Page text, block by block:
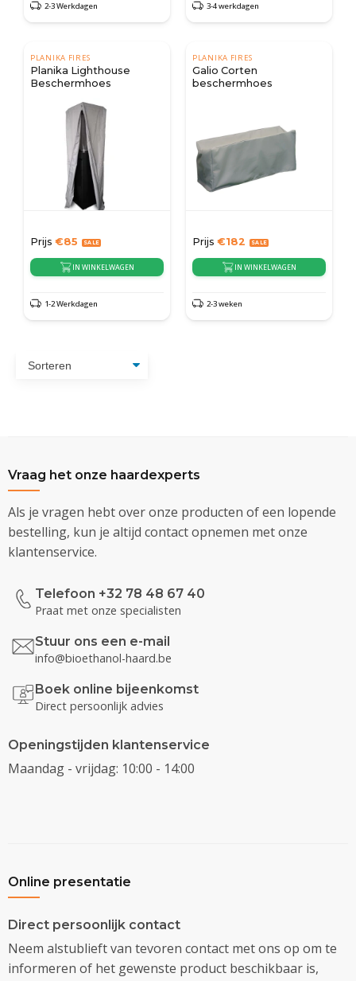
2-3 Werkdagen 3-4 werkdagen
PLANIKA FIRES
Planika Lighthouse
Beschermhoes
Prijs €85
IN WINKELWAGEN
1-2 Werkdagen
PLANIKA FIRES
Galio Corten
beschermhoes
Prijs €182
IN WINKELWAGEN
2-3 weken
Vraag het onze haardexperts
Als je vragen hebt over onze producten of een lopende
bestelling, kun je altijd contact opnemen met onze
klantenservice.
Telefoon +32 78 48 67 40
Praat met onze specialisten
Stuur ons een e-mail
info@bioethanol-haard.be
Boek online bijeenkomst
Direct persoonlijk advies
Openingstijden klantenservice
Maandag - vrijdag: 10:00 - 14:00
Online presentatie
Direct persoonlijk contact
Neem alstublieft van tevoren contact met ons op om te
informeren of het gewenste product beschikbaar is,